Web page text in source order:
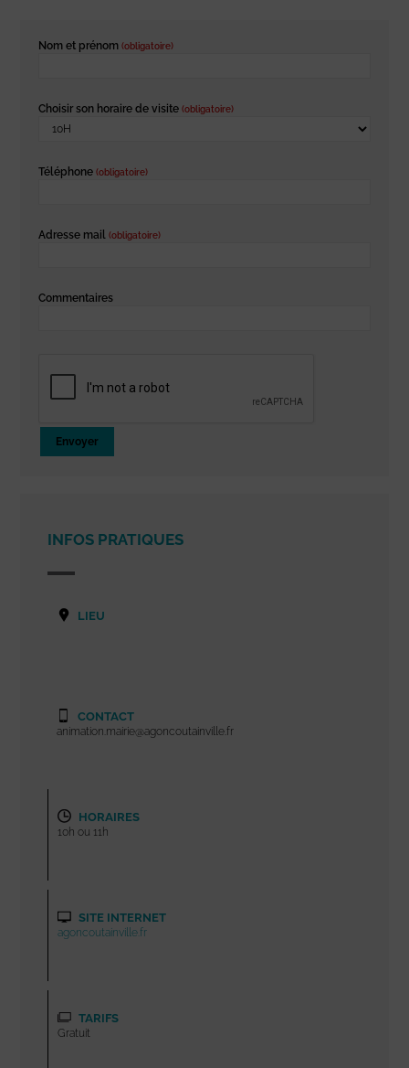
Nom et prénom(obligatoire)
Choisir son horaire de visite(obligatoire)
Téléphone(obligatoire)
Adresse mail(obligatoire)
Commentaires
Envoyer
INFOS PRATIQUES
LIEU
CONTACT
animation.mairie@agoncoutainville.fr
HORAIRES
10h ou 11h
SITE INTERNET
agoncoutainville.fr
TARIFS
Gratuit